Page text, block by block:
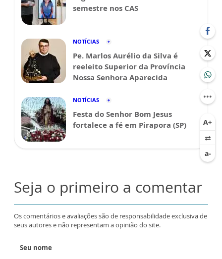
semestre nos CAS
NOTÍCIAS
Pe. Marlos Aurélio da Silva é
reeleito Superior da Província
Nossa Senhora Aparecida
NOTÍCIAS
Festa do Senhor Bom Jesus
fortalece a fé em Pirapora (SP)
Seja o primeiro a comentar
Os comentários e avaliações são de responsabilidade exclusiva de
seus autores e não representam a opinião do site.
Seu nome